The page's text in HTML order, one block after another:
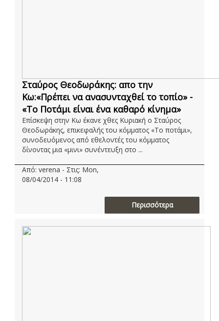
Σταύρος Θεοδωράκης: απο την
Κω:«Πρέπει να ανασυνταχθεί το τοπίο» -
«Το Ποτάμι είναι ένα καθαρό κίνημα»
Επίσκεψη στην Κω έκανε χθες Κυριακή ο Σταύρος
Θεοδωράκης, επικεφαλής του κόμματος «Το ποτάμι»,
συνοδευόμενος από εθελοντές του κόμματος
δίνοντας μια «μινι» συνέντευξη στο ...
Από: verena - Στις: Mon,
08/04/2014 - 11:08
Περισσότερα